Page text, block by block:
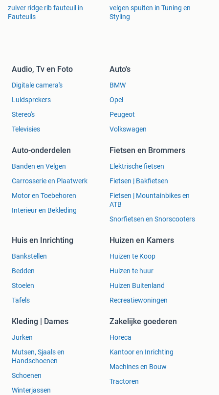
zuiver ridge rib fauteuil in
Fauteuils
velgen spuiten in Tuning en
Styling
Audio, Tv en Foto
Digitale camera's
Luidsprekers
Stereo's
Televisies
Auto's
BMW
Opel
Peugeot
Volkswagen
Auto-onderdelen
Banden en Velgen
Carrosserie en Plaatwerk
Motor en Toebehoren
Interieur en Bekleding
Fietsen en Brommers
Elektrische fietsen
Fietsen | Bakfietsen
Fietsen | Mountainbikes en
ATB
Snorfietsen en Snorscooters
Huis en Inrichting
Bankstellen
Bedden
Stoelen
Tafels
Huizen en Kamers
Huizen te Koop
Huizen te huur
Huizen Buitenland
Recreatiewoningen
Kleding | Dames
Jurken
Mutsen, Sjaals en
Handschoenen
Schoenen
Winterjassen
Zakelijke goederen
Horeca
Kantoor en Inrichting
Machines en Bouw
Tractoren